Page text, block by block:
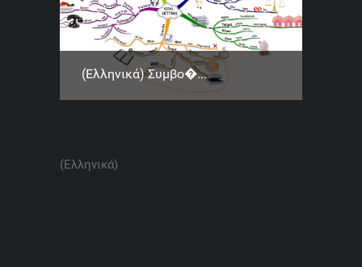
(Ελληνικά) Συμβο�...
(Ελληνικά)